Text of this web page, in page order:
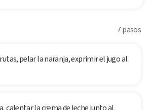
7 pasos
pelar la naranja, exprimir el jugo al
calentar la crema de leche junto al